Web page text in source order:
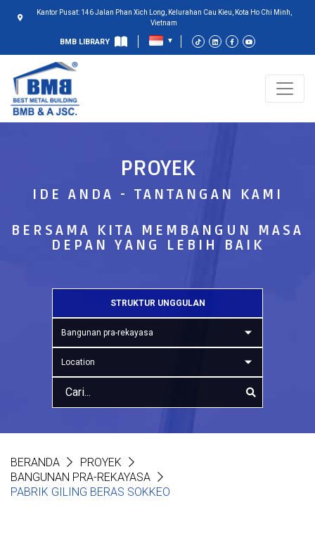
Kantor Pusat: 146 Jalan Phan Xich Long, Kelurahan Cau Kieu, Kota Ho Chi Minh,
Vietnam
BMB LIBRARY
PROYEK
IDE ANDA - TANTANGAN KAMI
BERSAMA KITA MEMBANGUN MASA
DEPAN YANG LEBIH BAIK
STRUKTUR UNGGULAN
Bangunan pra-rekayasa
Location
BERANDA
PROYEK
BANGUNAN PRA-REKAYASA
PABRIK GILING BERAS SOKKEO